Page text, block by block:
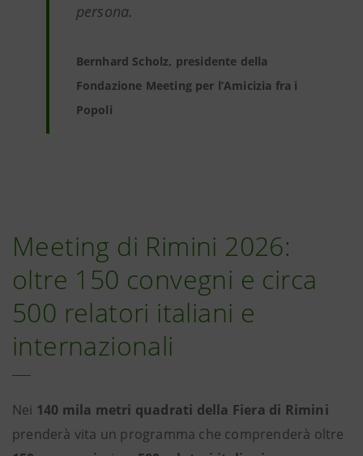
persona.
Bernhard Scholz, presidente della
Fondazione Meeting per l’Amicizia fra i
Popoli
Meeting di Rimini 2026:
oltre 150 convegni e circa
500 relatori italiani e
internazionali
Nei 140 mila metri quadrati della Fiera di Rimini
prenderà vita un programma che comprenderà oltre